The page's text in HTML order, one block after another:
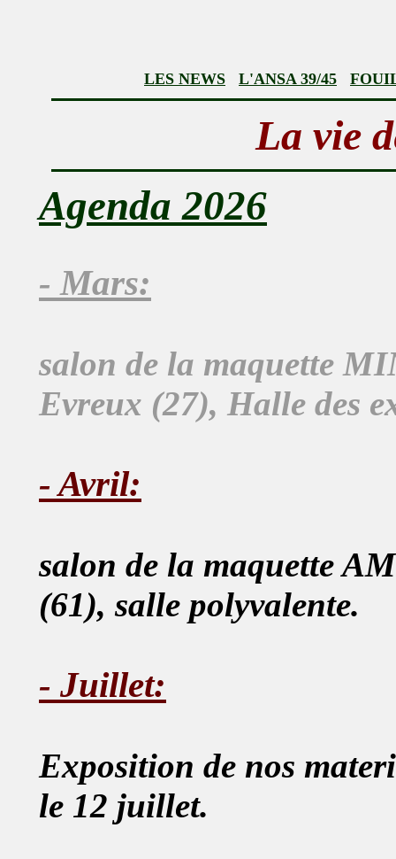
LES NEWS L'ANSA 39/45
La vie
Agenda 2026
- Mars:
salon de la maquette
Evreux (27), Halle des
- Avril:
salon de la maquette
(61), salle polyvalente.
- Juillet:
Exposition de nos
le 12 juillet.